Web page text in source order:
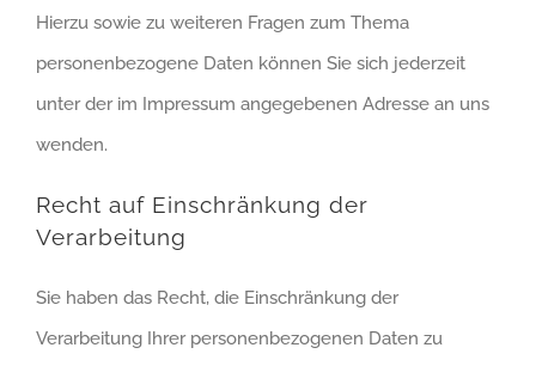
Hierzu sowie zu weiteren Fragen zum Thema
personenbezogene Daten können Sie sich jederzeit
unter der im Impressum angegebenen Adresse an uns
wenden.
Recht auf Einschränkung der
Verarbeitung
Sie haben das Recht, die Einschränkung der
Verarbeitung Ihrer personenbezogenen Daten zu